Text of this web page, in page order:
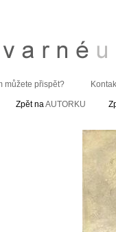
můžete přispět?
Zpět naAUTORKU